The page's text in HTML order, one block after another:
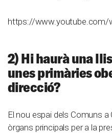
https://www.youtube.com/
2) Hi haurà una
unes primàries
direcció?
El nou espai dels Comuns
òrgans principals per a la